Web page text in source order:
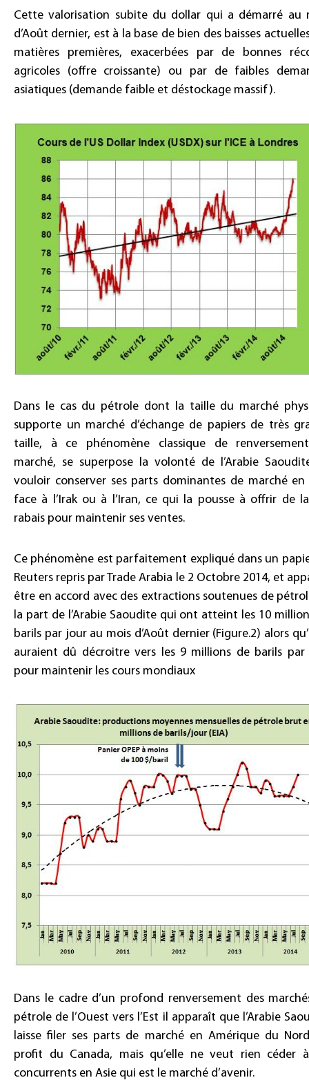
Cette valorisation subite du dollar qui a démarré au
d’Août dernier, est à la base de bien des baisses
matières premières, exacerbées par de bonnes
agricoles (offre croissante) ou par de faibles
asiatiques (demande faible et déstockage massif).
Dans le cas du pétrole dont la taille du marché
supporte un marché d’échange de papiers de très
taille, à ce phénomène classique de
marché, se superpose la volonté de l’Arabie
vouloir conserver ses parts dominantes de marché en
face à l’Irak ou à l’Iran, ce qui la pousse à offrir de
rabais pour maintenir ses ventes.
Ce phénomène est parfaitement expliqué dans un
Reuters repris par Trade Arabia le 2 Octobre 2014, et
être en accord avec des extractions soutenues de
la part de l’Arabie Saoudite qui ont atteint les 10
barils par jour au mois d’Août dernier (Figure.2) alors
auraient dû décroitre vers les 9 millions de barils
pour maintenir les cours mondiaux
Dans le cadre d’un profond renversement des
pétrole de l’Ouest vers l’Est il apparaît que l’Arabie
laisse filer ses parts de marché en Amérique du
profit du Canada, mais qu’elle ne veut rien céder
concurrents en Asie qui est le marché d’avenir.